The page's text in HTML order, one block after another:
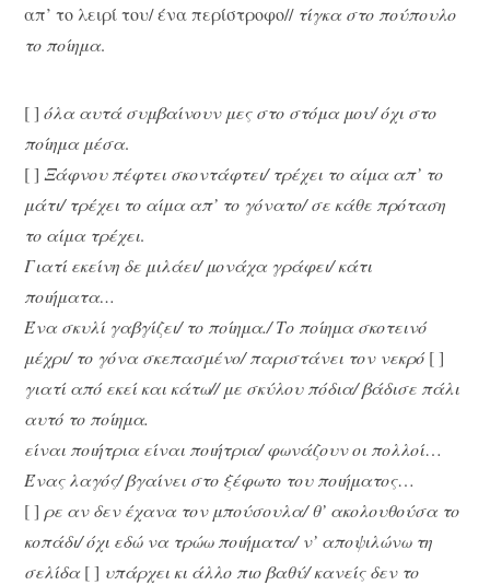
απ’ το λειρί του/ ένα περίστροφο// τίγκα στο πούπουλο
το ποίημα.
[ ] όλα αυτά συμβαίνουν μες στο στόμα μου/ όχι στο
ποίημα μέσα.
[ ] Ξάφνου πέφτει σκοντάφτει/ τρέχει το αίμα απ’ το
μάτι/ τρέχει το αίμα απ’ το γόνατο/ σε κάθε πρόταση
το αίμα τρέχει.
Γιατί εκείνη δε μιλάει/ μονάχα γράφει/ κάτι
ποιήματα…
Ένα σκυλί γαβγίζει/ το ποίημα./ Το ποίημα σκοτεινό
μέχρι/ το γόνα σκεπασμένο/ παριστάνει τον νεκρό[ ]
γιατί από εκεί και κάτω// με σκύλου πόδια/ βάδισε πάλι
αυτό το ποίημα.
είναι ποιήτρια είναι ποιήτρια/ φωνάζουν οι πολλοί…
Ένας λαγός/ βγαίνει στο ξέφωτο του ποιήματος…
[ ] ρε αν δεν έχανα τον μπούσουλα/ θ’ ακολουθούσα το
κοπάδι/ όχι εδώ να τρώω ποιήματα/ ν’ αποψιλώνω τη
σελίδα[ ] υπάρχει κι άλλο πιο βαθύ/ κανείς δεν το